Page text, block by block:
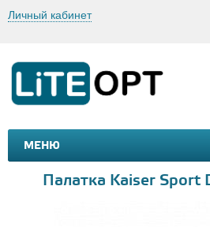
Личный кабинет
МЕНЮ
МАШИНКИ И МОТОЦИКЛЫ
Палатка Kaiser Sport